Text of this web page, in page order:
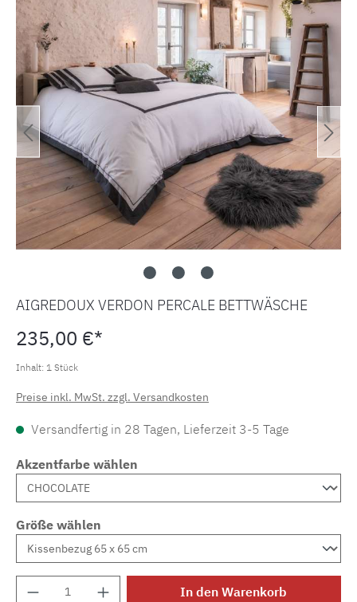
AIGREDOUX VERDON PERCALE BETTWÄSCHE
235,00 €*
Inhalt: 1 Stück
Preise inkl. MwSt. zzgl. Versandkosten
Versandfertig in 28 Tagen, Lieferzeit 3-5 Tage
Akzentfarbe wählen
Größe wählen
Produkt Anzahl: Gib den gewünschten
In den Warenkorb